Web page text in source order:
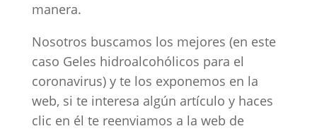
manera.
Nosotros buscamos los mejores (en este
caso Geles hidroalcohólicos para el
coronavirus) y te los exponemos en la
web, si te interesa algún artículo y haces
clic en él te reenviamos a la web de